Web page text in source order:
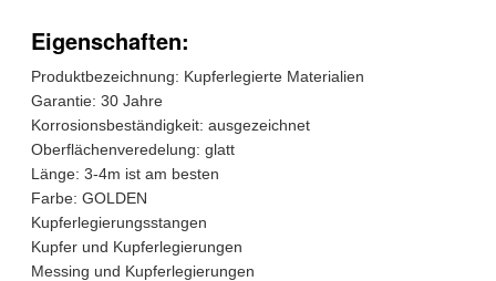
Eigenschaften:
Produktbezeichnung: Kupferlegierte Materialien
Garantie: 30 Jahre
Korrosionsbeständigkeit: ausgezeichnet
Oberflächenveredelung: glatt
Länge: 3-4m ist am besten
Farbe: GOLDEN
Kupferlegierungsstangen
Kupfer und Kupferlegierungen
Messing und Kupferlegierungen